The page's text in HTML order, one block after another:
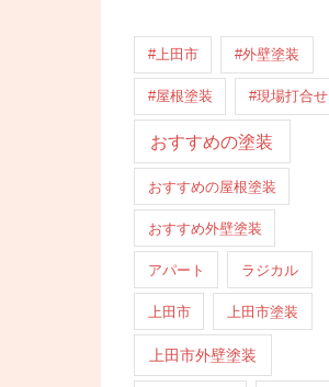
#上田市 #外壁塗装
#屋根塗装 #現場打合せ
おすすめの塗装
おすすめの屋根塗装
おすすめ外壁塗装
アパート ラジカル
上田市 上田市塗装
上田市外壁塗装